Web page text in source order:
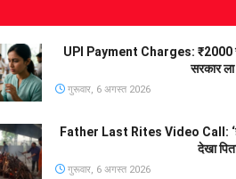
UPI Payment Charges: ₹2000 से
सरकार
गुरूवार, 6 अगस्त 2026
Father Last Rites Video Call:
देखा
गुरूवार, 6 अगस्त 2026